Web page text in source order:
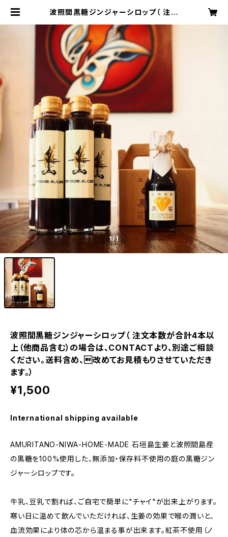
波照間黒糖ジンジャーシロップ（ 注文
場合は、CONTACTより、別途ご相談
ください。送料含め、改めてお見積も
りさせていただきます。） | あむりたの
庭、そして音楽 ONLINE SHOP
1/1
波照間黒糖ジンジャーシロップ（ 注文本数が合計4本以
上（他商品含む）の場合は、CONTACTより、別途ご相談
ください。送料含め、改めてお見積もりさせていただき
ます。）
¥1,500
International shipping available
AMURITANO-NIWA-HOME-MADE 石垣島生姜と波照間島産
の黒糖を100%使用した、無添加・保存料不使用の庭の黒糖ジン
ジャーシロップです。
牛乳、豆乳で割れば、ご自宅で簡単に"チャイ"が出来上がります。
寒い日に温めて飲んでいただければ、生姜の効果で喉の潤いと、
血流効果により体の芯から温まる事が出来ます。紅茶不使用（ノ